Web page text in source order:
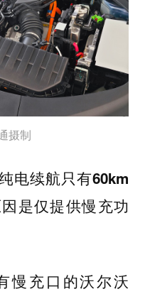
摄制
电续航只有60km
是仅提供慢充功
慢充口的沃尔沃